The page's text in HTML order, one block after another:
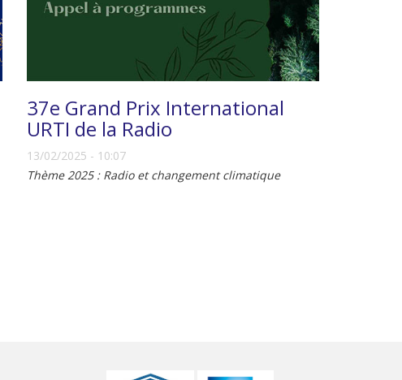
37e Grand Prix International
URTI de la Radio
13/02/2025 - 10:07
Thème 2025 : Radio et changement climatique